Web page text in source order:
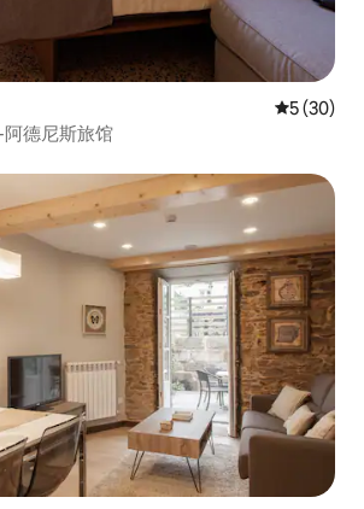
平均评分
5 (30)
德尼斯旅馆